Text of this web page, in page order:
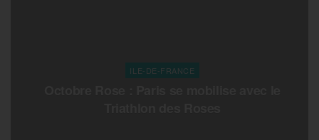
ILE-DE-FRANCE